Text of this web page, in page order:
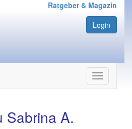
Ratgeber & Magazin
Login
Navigation
ein-/
Sabrina A.